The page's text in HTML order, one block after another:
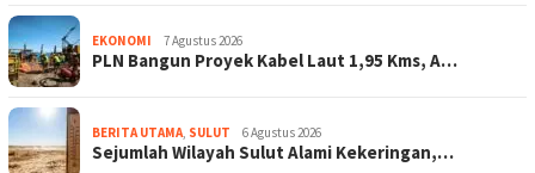
EKONOMI 7 Agustus 2026
PLN Bangun Proyek Kabel Laut 1,95 Kms, A…
BERITA UTAMA SULUT 6 Agustus 2026
Sejumlah Wilayah Sulut Alami Kekeringan,…